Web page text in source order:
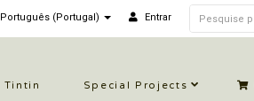
Português (Portugal) Entrar
Tintin Special Projects